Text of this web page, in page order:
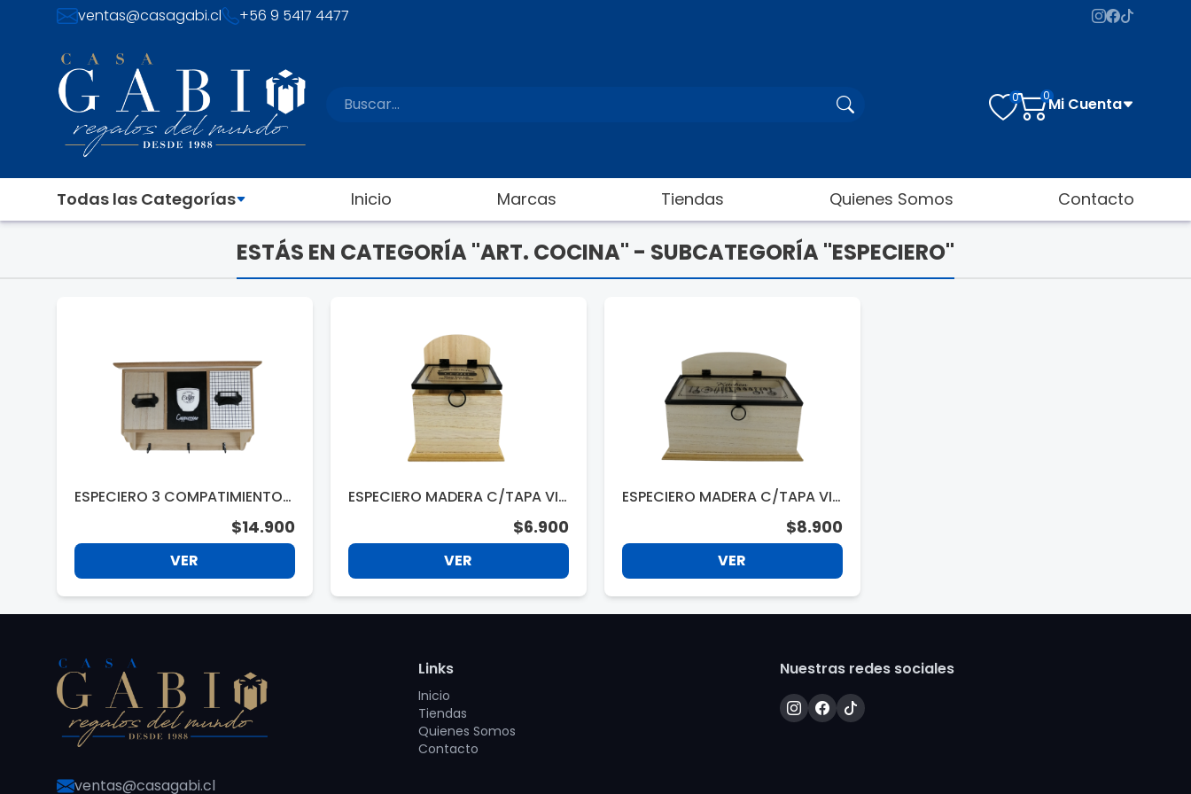
ventas@casagabi.cl +56 9 5417 4477
0 0Mi Cuenta
Todas las Categorías Inicio Marcas Tiendas Quienes Somos Contacto
ESTÁS EN CATEGORÍA "ART. COCINA" - SUBCATEGORÍA "ESPECIERO"
ESPECIERO 3 COMPATIMIENTO
Y 3 GANCHOS 29.5X21X10CM. Q
BP7312
$14.900
VER
ESPECIERO MADERA C/TAPA VID
RIO 12X18X11CM. QBP7230$6.900
VER
ESPECIERO MADERA C/TAPA VID
RIO 22X17.5X11CM. QBP7229$8.900
VER
ventas@casagabi.cl
Links
Inicio
Tiendas
Quienes Somos
Contacto
Nuestras redes sociales